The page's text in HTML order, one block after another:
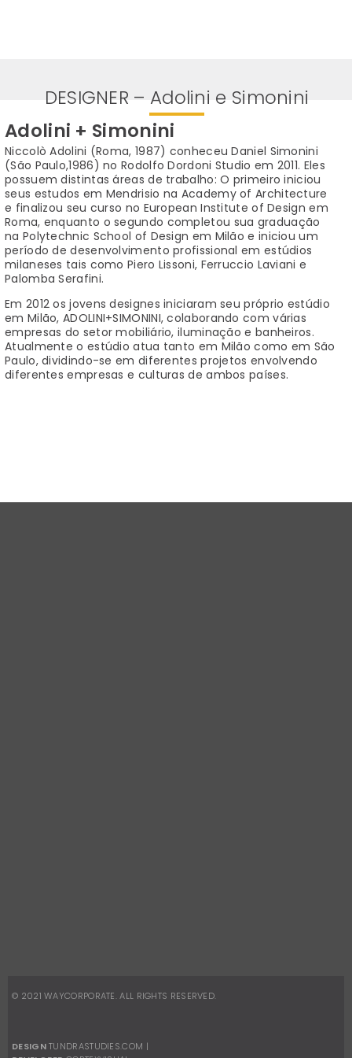
DESIGNER – Adolini e Simonini
Adolini + Simonini
Niccolò Adolini (Roma, 1987) conheceu Daniel Simonini
(São Paulo,1986) no Rodolfo Dordoni Studio em 2011. Eles
possuem distintas áreas de trabalho: O primeiro iniciou
seus estudos em Mendrisio na Academy of Architecture
e finalizou seu curso no European Institute of Design em
Roma, enquanto o segundo completou sua graduação
na Polytechnic School of Design em Milão e iniciou um
período de desenvolvimento profissional em estúdios
milaneses tais como Piero Lissoni, Ferruccio Laviani e
Palomba Serafini.
Em 2012 os jovens designes iniciaram seu próprio estúdio
em Milão, ADOLINI+SIMONINI, colaborando com várias
empresas do setor mobiliário, iluminação e banheiros.
Atualmente o estúdio atua tanto em Milão como em São
Paulo, dividindo-se em diferentes projetos envolvendo
diferentes empresas e culturas de ambos países.
© 2021WAYCORPORATE. ALL RIGHTS RESERVED.
DESIGN TUNDRASTUDIES.COM |